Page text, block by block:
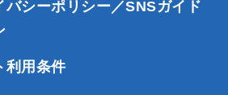
バシーポリシー／SNSガイド
利用条件